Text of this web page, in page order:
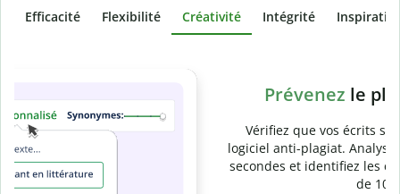
Efficacité Flexibilité Créativité Intégrité